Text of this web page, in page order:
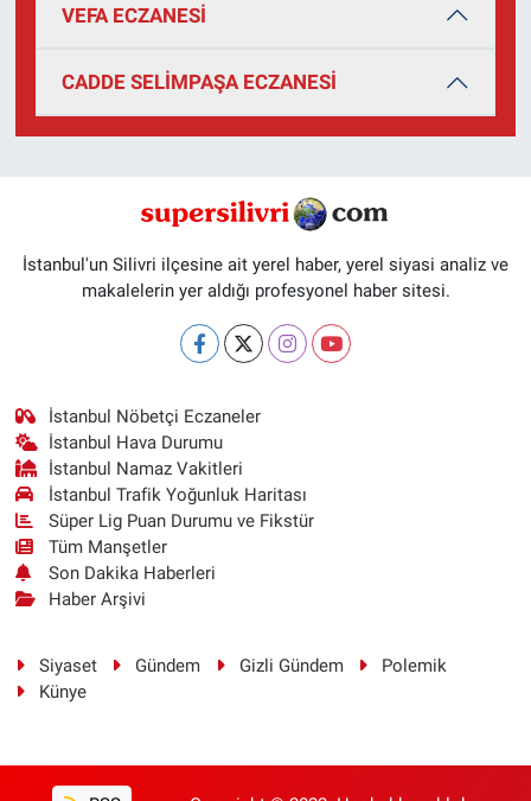
VEFA ECZANESİ
CADDE SELİMPAŞA ECZANESİ
İstanbul'un Silivri ilçesine ait yerel haber, yerel siyasi analiz ve
makalelerin yer aldığı profesyonel haber sitesi.
İstanbul Nöbetçi Eczaneler
İstanbul Hava Durumu
İstanbul Namaz Vakitleri
İstanbul Trafik Yoğunluk Haritası
Süper Lig Puan Durumu ve Fikstür
Tüm Manşetler
Son Dakika Haberleri
Haber Arşivi
Siyaset Gündem Gizli Gündem
Polemik
Künye